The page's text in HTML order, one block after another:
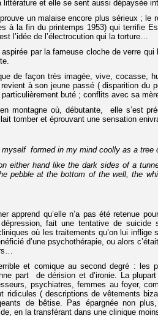
littérature et elle se sent aussi dépaysée
un malaise encore plus sérieux ; le
à la fin du printemps 1953) qui terrifie
l’idée de l’électrocution qui la torture…
par la fameuse cloche de verre
de façon très imagée, vive, cocasse,
à son jeune passé ( disparition du
buté ; conflits avec sa
montagne où, débutante, elle s’est
tomber et éprouvant une sensation
formed in my mind coolly as a tree
either hand like the dark sides of a
pebble at the bottom of the well, the
apprend qu’elle n’a pas été retenue
fait une tentative de suicide
où les traitements qu’on lui
d’une psychothérapie, ou alors
et comique au second degré : les
part de dérision et d’ironie. La
psychiatres, femmes au foyer,
ridicules ( descriptions de vêtements
de bêtise. Pas épargnée non
en la transférant dans une clinique